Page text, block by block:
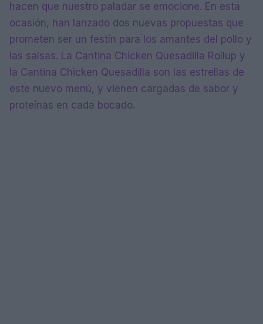
hacen que nuestro paladar se emocione. En esta
ocasión, han lanzado dos nuevas propuestas que
prometen ser un festín para los amantes del pollo y
las salsas. La Cantina Chicken Quesadilla Rollup y
la Cantina Chicken Quesadilla son las estrellas de
este nuevo menú, y vienen cargadas de sabor y
proteínas en cada bocado.